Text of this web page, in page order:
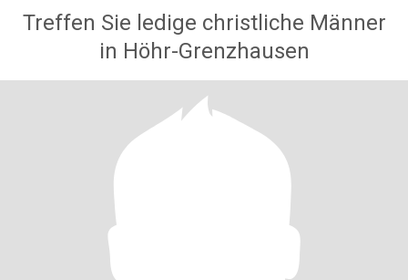
Treffen Sie ledige christliche Männer
in Höhr-Grenzhausen